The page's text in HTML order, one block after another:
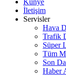
Künye
İletişim
Servisler
Hava
Trafik
Süper
Tüm
Son
Haber